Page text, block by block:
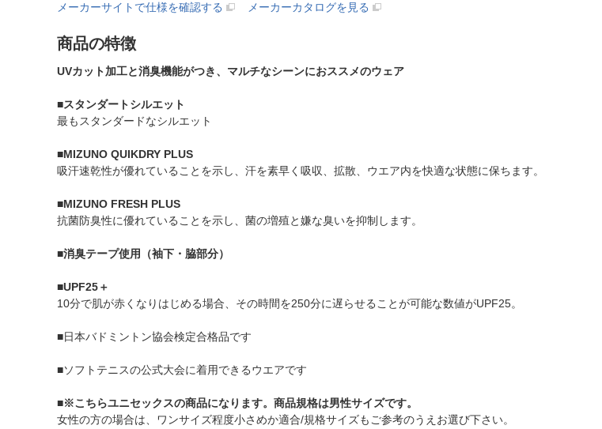
メーカーサイトで仕様を確認する
メーカーカタログを見る
商品の特徴
UVカット加工と消臭機能がつき、マルチなシーンにおススメのウェア
■スタンダートシルエット
最もスタンダードなシルエット
■MIZUNO QUIKDRY PLUS
吸汗速乾性が優れていることを示し、汗を素早く吸収、拡散、ウエア内を快適な状態に保ちます。
■MIZUNO FRESH PLUS
抗菌防臭性に優れていることを示し、菌の増殖と嫌な臭いを抑制します。
■消臭テープ使用（袖下・脇部分）
■UPF25＋
10分で肌が赤くなりはじめる場合、その時間を250分に遅らせることが可能な数値がUPF25。
■日本バドミントン協会検定合格品です
■ソフトテニスの公式大会に着用できるウエアです
■※こちらユニセックスの商品になります。商品規格は男性サイズです。
女性の方の場合は、ワンサイズ程度小さめか適合/規格サイズもご参考のうえお選び下さい。